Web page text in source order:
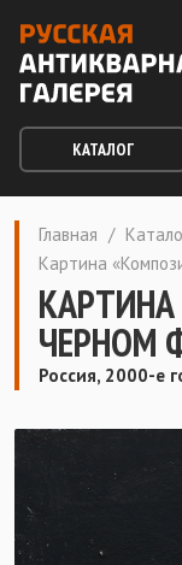
КАТАЛОГ
Главная /
Картина
ЧЕРНОМ
Россия, 2000-е